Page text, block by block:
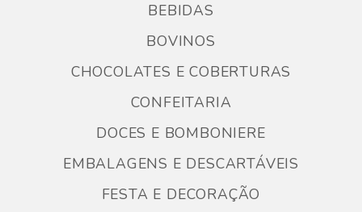
BEBIDAS
BOVINOS
CHOCOLATES E COBERTURAS
CONFEITARIA
DOCES E BOMBONIERE
EMBALAGENS E DESCARTÁVEIS
FESTA E DECORAÇÃO